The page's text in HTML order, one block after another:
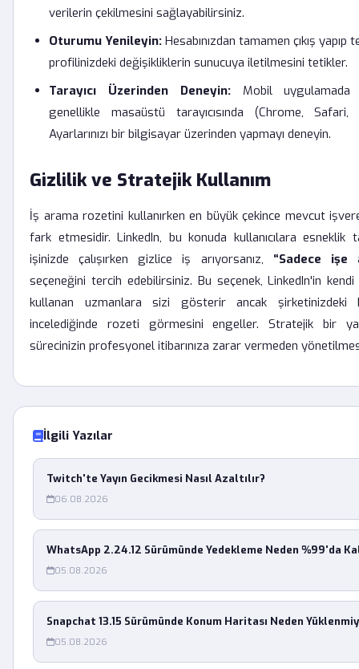
verilerin çekilmesini sağlayabilirsiniz.
Oturumu Yenileyin: Hesabınızdan tamamen çıkış
profilinizdeki değişikliklerin sunucuya iletilmesini tetikler.
Tarayıcı Üzerinden Deneyin:Mobil uygulamada
genellikle masaüstü tarayıcısında (Chrome,
Ayarlarınızı bir bilgisayar üzerinden yapmayı deneyin.
Gizlilik ve Stratejik Kullanım
İş arama rozetini kullanırken en büyük çekince mevcut
fark etmesidir. LinkedIn, bu konuda kullanıcılara esneklik
işinizde çalışırken gizlice iş arıyorsanız, “Sadece işe
seçeneğini tercih edebilirsiniz. Bu seçenek, LinkedIn'in kendi
kullanan uzmanlara sizi gösterir ancak şirketinizdeki
incelediğinde rozeti görmesini engeller. Stratejik bir
sürecinizin profesyonel itibarınıza zarar vermeden
İlgili Yazılar
Twitch'te Yayın Gecikmesi Nasıl Azaltılır?
06.08.2026
WhatsApp 2.24.12 Sürümünde Yedekleme Neden %99'da
05.08.2026
Snapchat 13.15 Sürümünde Konum Haritası Neden
05.08.2026